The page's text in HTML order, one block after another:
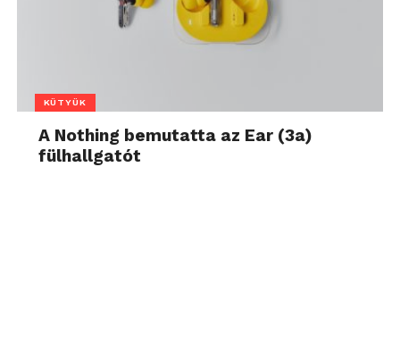
KÜTYÜK
A Nothing bemutatta az Ear (3a)
fülhallgatót